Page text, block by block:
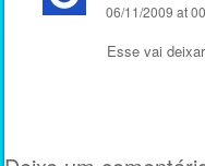
06/11/2009 at
Esse vai